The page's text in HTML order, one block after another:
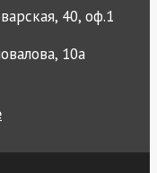
40, оф.1
10а